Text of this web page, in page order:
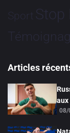
Sport Stop
Articles
aux
08/